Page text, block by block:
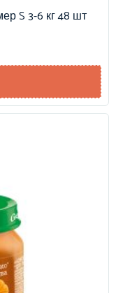
S 3-6 кг 48 шт